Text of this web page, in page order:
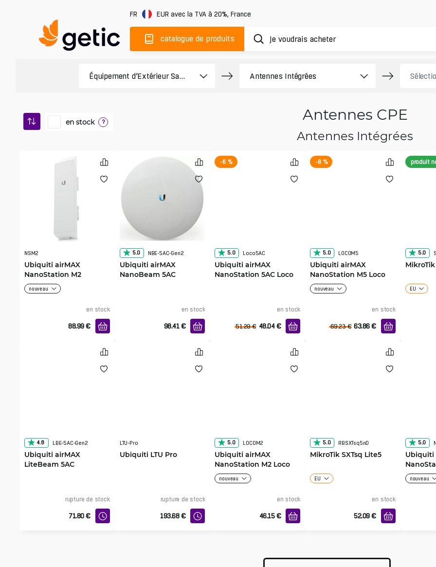
FR EUR avec la TVA à 20%, France
catalogue de produits
en stock ? Antennes CPE
Antennes Intégrées
NSM2
Ubiquiti airMAX
NanoStation M2
nouveau
en stock
88.99 €
5.0 NBE-5AC-Gen2
Ubiquiti airMAX
NanoBeam 5AC
en stock
98.41 €
-6 %
5.0 Loco5AC
Ubiquiti airMAX
NanoStation 5AC Loco
en stock
51.28 € 48.04 €
-8 %
5.0 LOCOM5
Ubiquiti airMAX
NanoStation M5 Loco
nouveau
en stock
69.23 € 63.86 €
produit
5.0
MikroTik
EU
4.8 LBE-5AC-Gen2
Ubiquiti airMAX
LiteBeam 5AC
rupture de stock
71.80 €
LTU-Pro
Ubiquiti LTU Pro
rupture de stock
193.68 €
5.0 LOCOM2
Ubiquiti airMAX
NanoStation M2 Loco
nouveau
en stock
46.15 €
5.0 RBSXTsq5nD
MikroTik SXTsq Lite5
EU
en stock
52.09 €
5.0
Ubiquiti
nouveau